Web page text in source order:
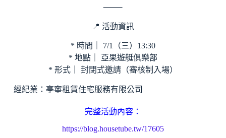
⸻
📍 活動資訊
* 時間｜ 7/1（三）13:30
* 地點｜ 亞果遊艇俱樂部
* 形式｜ 封閉式邀請（審核制入場）
經紀業：亭寧租賃住宅服務有限公司
完整活動內容：
https://blog.housetube.tw/17605